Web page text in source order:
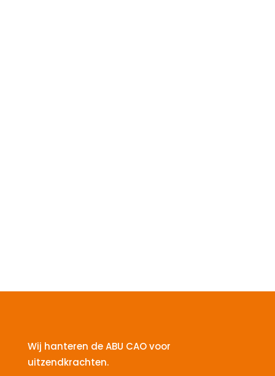
Wij hanteren de ABU CAO voor
uitzendkrachten.